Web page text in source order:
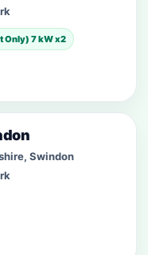
Only) 7 kW x2
Swindon